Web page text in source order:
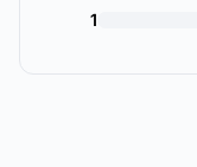
1